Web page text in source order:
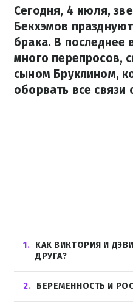
Сегодня, 4 июля,
Бекхэмов
брака. В последнее
много перепросов,
сыном Бруклином,
оборвать все связи
1
КАК ВИКТОРИЯ И
ДРУГА?
2 БЕРЕМЕННОСТЬ И